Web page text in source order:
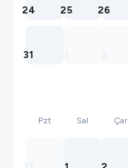
24 25 26
31
Pzt Sal Çar